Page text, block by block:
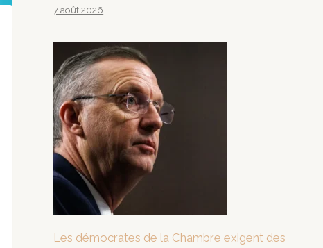
7 août 2026
Les démocrates de la Chambre exigent des